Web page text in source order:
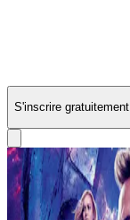
S'inscrire gratuitement